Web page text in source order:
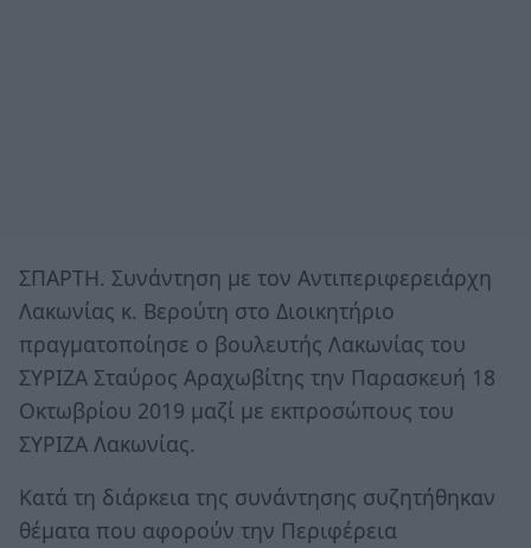
ΣΠΑΡΤΗ. Συνάντηση με τον Αντιπεριφερειάρχη
Λακωνίας κ. Βερούτη στο Διοικητήριο
πραγματοποίησε ο βουλευτής Λακωνίας του
ΣΥΡΙΖΑ Σταύρος Αραχωβίτης την Παρασκευή 18
Οκτωβρίου 2019 μαζί με εκπροσώπους του
ΣΥΡΙΖΑ Λακωνίας.
Κατά τη διάρκεια της συνάντησης συζητήθηκαν
θέματα που αφορούν την Περιφέρεια